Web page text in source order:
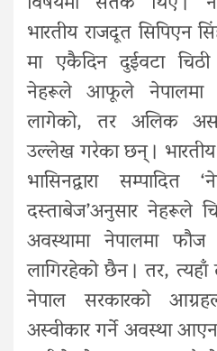
भारतीय राजदूत सिपिएन
मा एकैदिन दुईवटा
नेहरूले आफूले नेपालमा
लागेको, तर अलिक
उल्लेख गरेका छन् ।
भासिनद्वारा सम्पादित
दस्ताबेज’अनुसार नेहरूले
अवस्थामा नेपालमा फौज
लागिरहेको छैन । तर,
नेपाल सरकारको
अस्वीकार गर्ने अवस्था